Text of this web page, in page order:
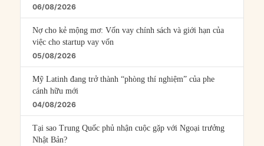
06/08/2026
Nợ cho kẻ mộng mơ: Vốn vay chính sách và giới hạn của
việc cho startup vay vốn
05/08/2026
Mỹ Latinh đang trở thành “phòng thí nghiệm” của phe
cánh hữu mới
04/08/2026
Tại sao Trung Quốc phủ nhận cuộc gặp với Ngoại trưởng
Nhật Bản?